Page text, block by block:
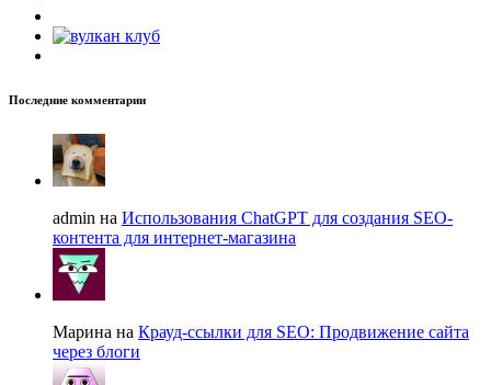
Последние комментарии
admin на Использования ChatGPT для создания SEO-
контента для интернет-магазина
Марина на Крауд-ссылки для SEO: Продвижение сайта
через блоги